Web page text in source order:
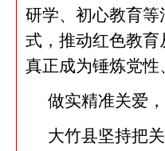
研学、初心教育
式，推动红色教
真正成为锤炼党性
做实精准关爱
大竹县坚持把